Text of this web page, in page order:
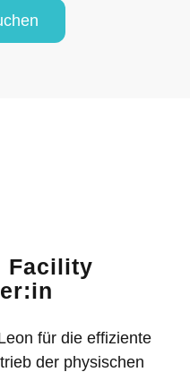
Facility
für die effiziente
der physischen